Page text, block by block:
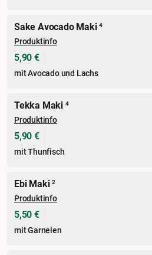
Sake Avocado Maki4
Produktinfo
5,90 €
mit Avocado und Lachs
Tekka Maki 4
Produktinfo
5,90 €
mit Thunfisch
Ebi Maki2
Produktinfo
5,50 €
mit Garnelen